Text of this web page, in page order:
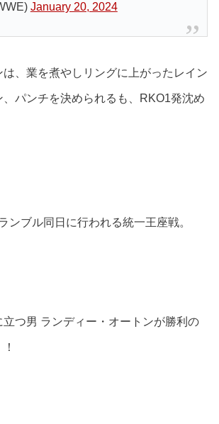
January 20, 2024
、業を煮やしリングに上がったレイン
、パンチを決められるも、RKO1発沈め
ンブル同日に行われる統一王座戦。
つ男 ランディー・オートンが勝利の